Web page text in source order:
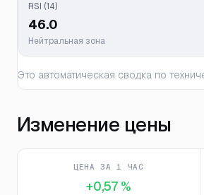
RSI (14)
46.0
Нейтральная зона
Это автоматическая сводка по
Изменение цены
ЦЕНА ЗА 1 ЧАС
+0,57 %